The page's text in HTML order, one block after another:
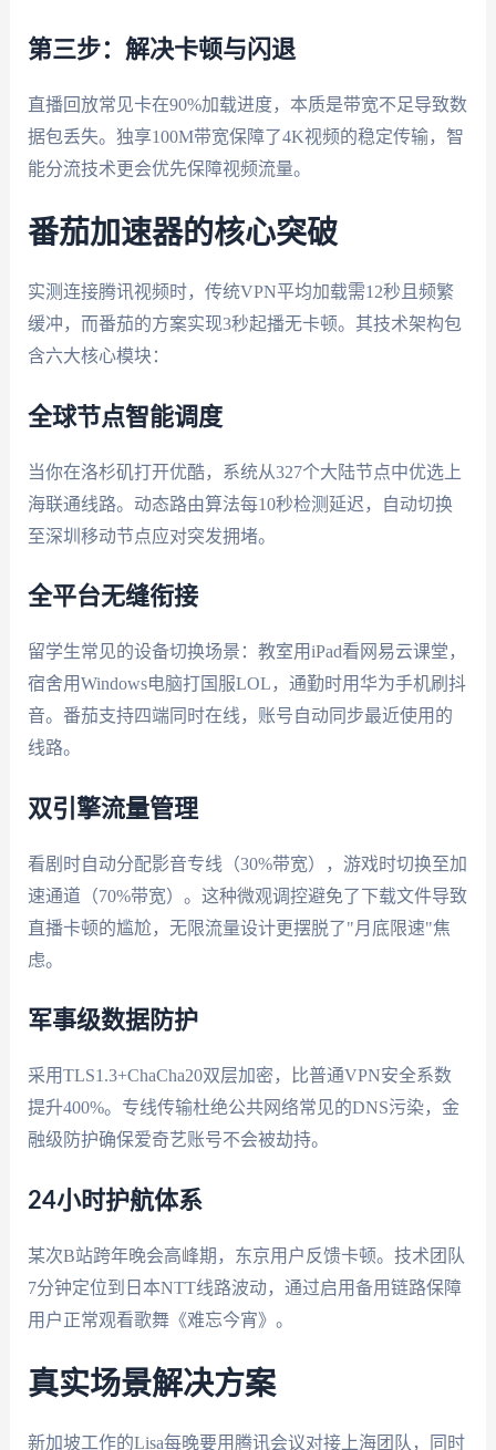
第三步：解决卡顿与闪退
直播回放常见卡在90%加载进度，本质是带宽不足导致数
据包丢失。独享100M带宽保障了4K视频的稳定传输，智
能分流技术更会优先保障视频流量。
番茄加速器的核心突破
实测连接腾讯视频时，传统VPN平均加载需12秒且频繁
缓冲，而番茄的方案实现3秒起播无卡顿。其技术架构包
含六大核心模块：
全球节点智能调度
当你在洛杉矶打开优酷，系统从327个大陆节点中优选上
海联通线路。动态路由算法每10秒检测延迟，自动切换
至深圳移动节点应对突发拥堵。
全平台无缝衔接
留学生常见的设备切换场景：教室用iPad看网易云课堂，
宿舍用Windows电脑打国服LOL，通勤时用华为手机刷抖
音。番茄支持四端同时在线，账号自动同步最近使用的
线路。
双引擎流量管理
看剧时自动分配影音专线（30%带宽），游戏时切换至加
速通道（70%带宽）。这种微观调控避免了下载文件导致
直播卡顿的尴尬，无限流量设计更摆脱了"月底限速"焦
虑。
军事级数据防护
采用TLS1.3+ChaCha20双层加密，比普通VPN安全系数
提升400%。专线传输杜绝公共网络常见的DNS污染，金
融级防护确保爱奇艺账号不会被劫持。
24小时护航体系
某次B站跨年晚会高峰期，东京用户反馈卡顿。技术团队
7分钟定位到日本NTT线路波动，通过启用备用链路保障
用户正常观看歌舞《难忘今宵》。
真实场景解决方案
新加坡工作的Lisa每晚要用腾讯会议对接上海团队，同时